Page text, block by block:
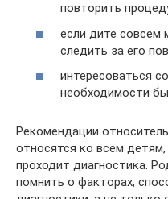
повторить
если дите совсем
следить за его
интересоваться
необходимости
Рекомендации
относятся ко всем
проходит диагностика.
помнить о факторах,